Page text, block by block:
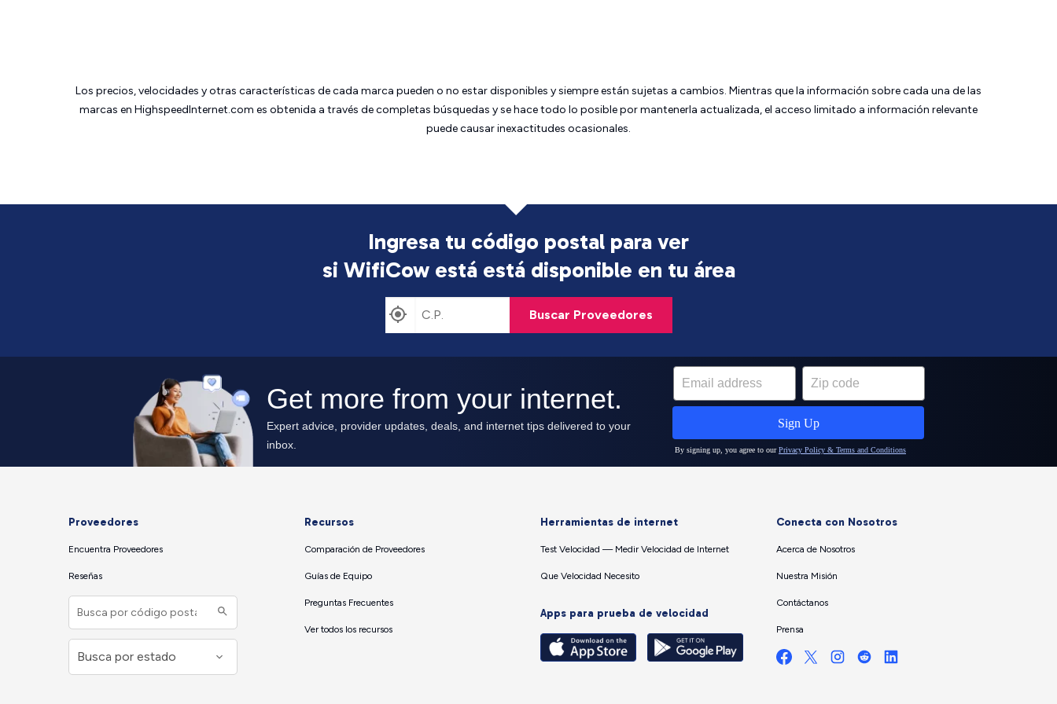
Los precios, velocidades y otras características de cada marca pueden o no estar disponibles y siempre están sujetas a cambios. Mientras que la información sobre cada una de las
marcas en HighspeedInternet.com es obtenida a través de completas búsquedas y se hace todo lo posible por mantenerla actualizada, el acceso limitado a información relevante
puede causar inexactitudes ocasionales.
Ingresa tu código postal para ver
si WifiCow está está disponible en tu área
Buscar Proveedores
Proveedores
Encuentra Proveedores
Reseñas
Recursos
Comparación de Proveedores
Guías de Equipo
Preguntas Frecuentes
Ver todos los recursos
Herramientas de internet
Test Velocidad — Medir Velocidad de Internet
Que Velocidad Necesito
Apps para prueba de velocidad
Conecta con Nosotros
Acerca de Nosotros
Nuestra Misión
Contáctanos
Prensa